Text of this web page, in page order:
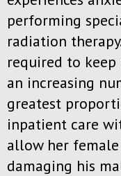
performing
radiation
required to
an increasing
greatest
inpatient care
allow her
damaging his